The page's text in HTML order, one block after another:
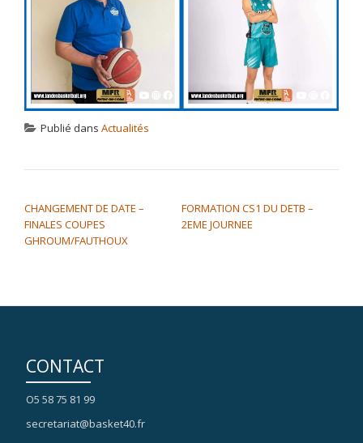
Publié dans Actualités
CHANGEMENT DE DATE –
FINALES COUPES
GHROUM/FAUTHOUX
FORMATION CS1 DU DETB –
2EME JOURNEE
CONTACT
O5 58 75 81 99
secretariat@basket40.fr